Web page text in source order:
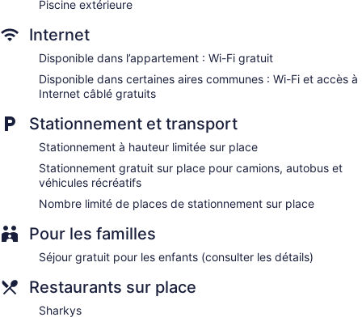
Piscine extérieure
Internet
Disponible dans l’appartement : Wi-Fi gratuit
Disponible dans certaines aires communes : Wi-Fi et accès à
Internet câblé gratuits
Stationnement et transport
Stationnement à hauteur limitée sur place
Stationnement gratuit sur place pour camions, autobus et
véhicules récréatifs
Nombre limité de places de stationnement sur place
Pour les familles
Séjour gratuit pour les enfants (consulter les détails)
Restaurants sur place
Sharkys